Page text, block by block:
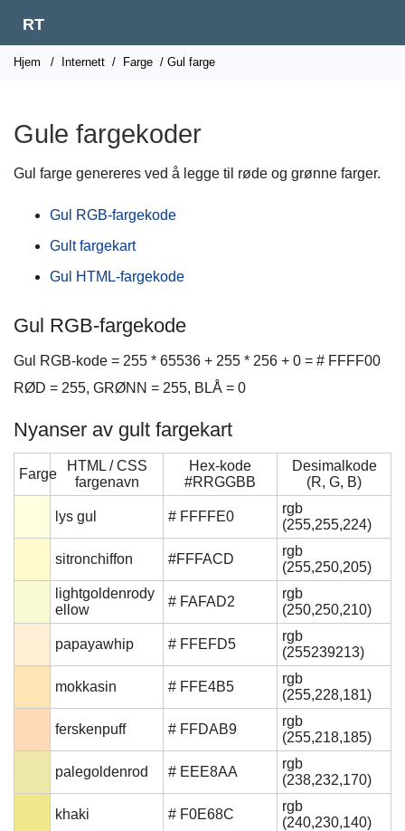
RT
Hjem / Internett / Farge / Gul farge
Gule fargekoder
Gul farge genereres ved å legge til røde og grønne farger.
Gul RGB-fargekode
Gult fargekart
Gul HTML-fargekode
Gul RGB-fargekode
Gul RGB-kode = 255 * 65536 + 255 * 256 + 0 = # FFFF00
RØD = 255, GRØNN = 255, BLÅ = 0
Nyanser av gult fargekart
Farge
HTML / CSS
fargenavn
Hex-kode
#RRGGBB
Desimalkode
(R, G, B)
lys gul # FFFFE0
rgb
(255,255,224)
sitronchiffon #FFFACD
rgb
(255,250,205)
lightgoldenrody
ellow
# FAFAD2
rgb
(250,250,210)
papayawhip # FFEFD5
rgb
(255239213)
mokkasin # FFE4B5
rgb
(255,228,181)
ferskenpuff # FFDAB9
rgb
(255,218,185)
palegoldenrod # EEE8AA
rgb
(238,232,170)
khaki # F0E68C
rgb
(240,230,140)